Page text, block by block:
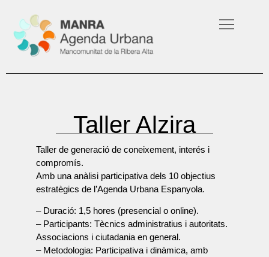
Taller Alzira
Taller de generació de coneixement, interés i
compromís.
Amb una anàlisi participativa dels 10 objectius
estratègics de l’Agenda Urbana Espanyola.
– Duració: 1,5 hores (presencial o online).
– Participants: Tècnics administratius i autoritats.
Associacions i ciutadania en general.
– Metodologia: Participativa i dinàmica, amb